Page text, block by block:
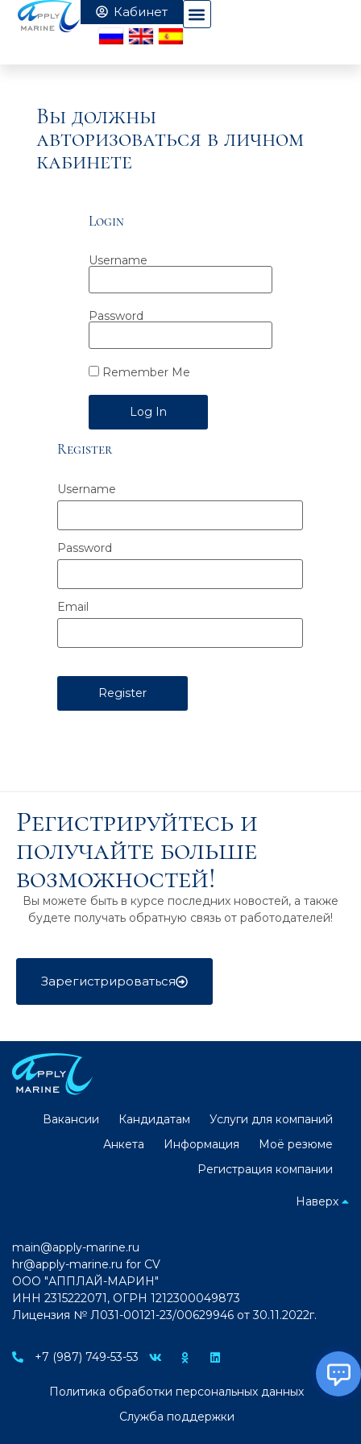
Вы должны
авторизоваться в личном
кабинете
Login
Username
Password
Remember Me
Alternative:
Register
Username
Password
Email
Регистрируйтесь и
получайте больше
возможностей!
Вы можете быть в курсе последних новостей, а также
будете получать обратную связь от работодателей!
Зарегистрироваться
Вакансии Кандидатам
Услуги для компаний
Анкета
Информация
Моё резюме
Регистрация компании
Наверх
main@apply-marine.ru
hr@apply-marine.ru for CV
ООО "АППЛАЙ-МАРИН"
ИНН 2315222071, ОГРН 1212300049873
Лицензия № Л031-00121-23/00629946 от 30.11.2022г.
+7 (987) 749-53-53
Политика обработки персональных данных
Служба поддержки